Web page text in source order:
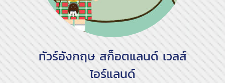
ทัวร์อังกฤษ สก็อตแลนด์ เวลส์
ไอร์แลนด์